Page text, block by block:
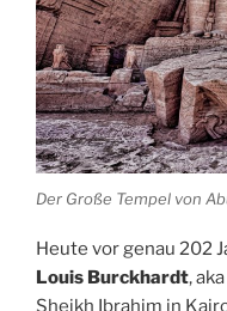
Der Große Tempel von
Heute vor genau 202
Louis Burckhardt,
Sheikh Ibrahim in